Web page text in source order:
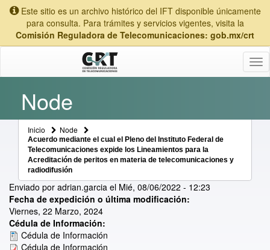
Este sitio es un archivo histórico del IFT disponible únicamente
para consulta. Para trámites y servicios vigentes, visita la
Comisión Reguladora de Telecomunicaciones: gob.mx/crt
Node
Inicio Node
Acuerdo mediante el cual el Pleno del Instituto Federal de
Telecomunicaciones expide los Lineamientos para la
Acreditación de peritos en materia de telecomunicaciones y
radiodifusión
Enviado por adrian.garcia el Mié, 08/06/2022 - 12:23
Fecha de expedición o última modificación:
Viernes, 22 Marzo, 2024
Cédula de Información:
Cédula de Información
Cédula de Información